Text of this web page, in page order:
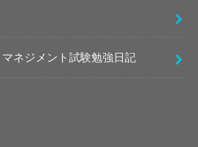
ネジメント試験勉強日記